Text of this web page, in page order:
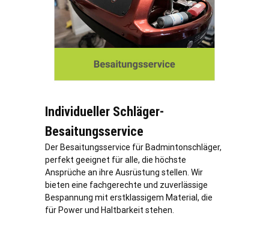
Individueller Schläger-
Besaitungsservice
Der Besaitungsservice für Badmintonschläger,
perfekt geeignet für alle, die höchste
Ansprüche an ihre Ausrüstung stellen. Wir
bieten eine fachgerechte und zuverlässige
Bespannung mit erstklassigem Material, die
für Power und Haltbarkeit stehen.